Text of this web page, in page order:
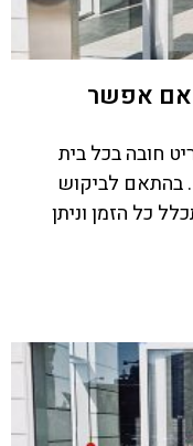
אפשר
חובה בכל בית
בהתאם לביקוש
כל הזמן וניתן